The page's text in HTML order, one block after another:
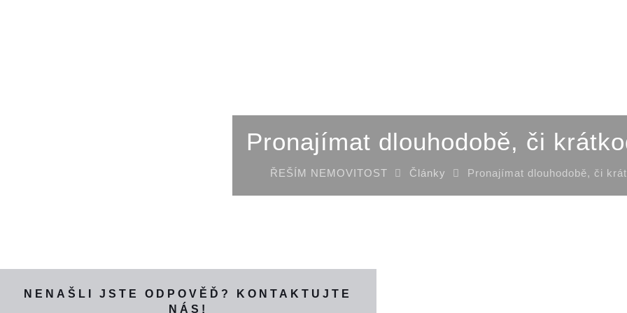
Pronajímat dlouhodobě, či
ŘEŠÍM NEMOVITOST Články Pronajímat dlouhodobě, či
NENAŠLI JSTE ODPOVĚĎ? KONTAKTUJTE
NÁS!